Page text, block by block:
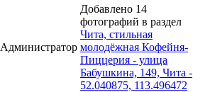
Администратор
Добавлено 14
фотографий в раздел
Чита, стильная
молодёжная Кофейня-
Пиццерия - улица
Бабушкина, 149, Чита -
52.040875, 113.496472